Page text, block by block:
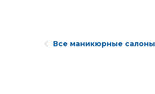
Все маникюрные салоны